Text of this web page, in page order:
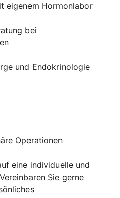
eigenem Hormonlabor
bei
und Endokrinologie
Operationen
eine individuelle und
Sie gerne